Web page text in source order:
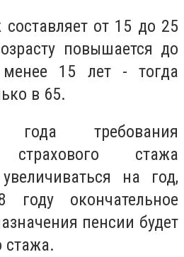
от 15 до 25
повышается до
15 лет - тогда
в 65.
требования
страхового стажа
на год,
окончательное
пенсии будет
стажа.